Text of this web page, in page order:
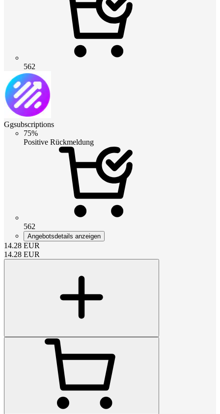
562
Ggsubscriptions
75%
Positive Rückmeldung
562
Angebotsdetails anzeigen
14.28 EUR
14.28 EUR